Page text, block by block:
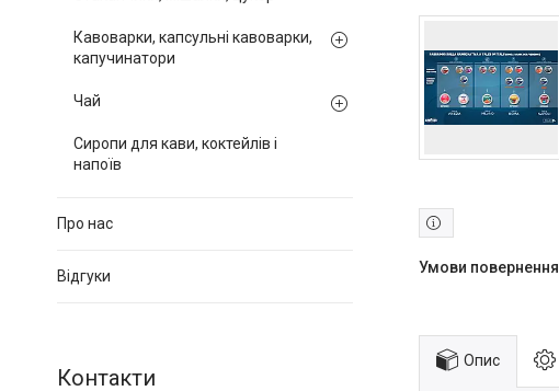
Опис
Кавоварки, капсульні кавоварки,
капучинатори
Чай
Сиропи для кави, коктейлів і
напоїв
Про нас
Відгуки